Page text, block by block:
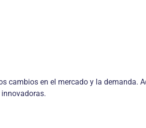
cambios en el mercado y la demanda.